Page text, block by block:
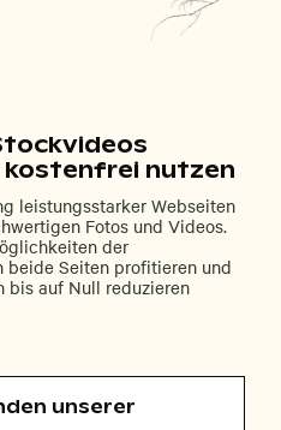
nutzen
leistungsstarker Webseiten
Fotos und Videos.
der
beide Seiten profitieren und
bis auf Null reduzieren
unserer